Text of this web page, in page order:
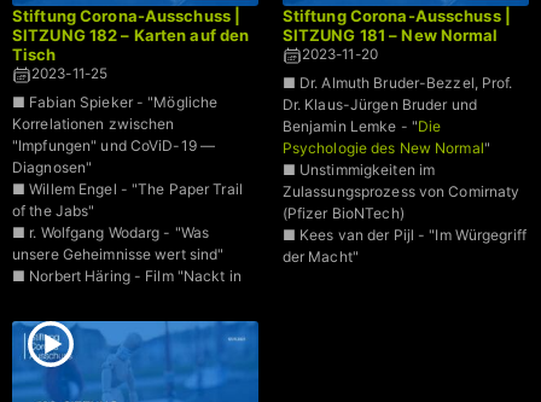
Stiftung Corona-Ausschuss |
SITZUNG 182 – Karten auf den
Tisch
2023-11-25
■ Fabian Spieker - "Mögliche
Korrelationen zwischen
"Impfungen" und CoViD-19 —
Diagnosen"
■ Willem Engel - "The Paper Trail
of the Jabs"
■ r. Wolfgang Wodarg - "Was
unsere Geheimnisse wert sind"
■ Norbert Häring - Film "Nackt in
Stiftung Corona-Ausschuss |
SITZUNG 181 – New Normal
2023-11-20
■ Dr. Almuth Bruder-Bezzel, Prof.
Dr. Klaus-Jürgen Bruder und
Benjamin Lemke - "Die
Psychologie des New Normal"
■ Unstimmigkeiten im
Zulassungsprozess von Comirnaty
(Pfizer BioNTech)
■ Kees van der Pijl - "Im Würgegriff
der Macht"